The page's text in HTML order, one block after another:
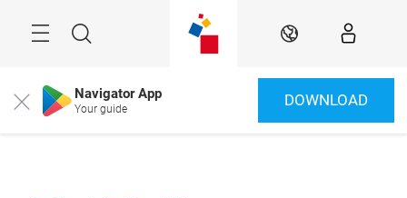
Suche DE
Close Navigator App
Your guide DOWNLOAD